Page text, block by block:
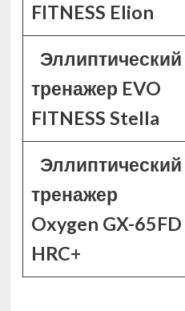
FITNESS Elion
Эллиптический
тренажер EVO
FITNESS Stella
Эллиптический
тренажер
Oxygen GX-65FD
HRC+